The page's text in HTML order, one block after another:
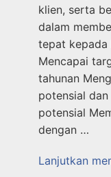
klien, serta
dalam
tepat kepada
Mencapai
tahunan
potensial
potensial
dengan …
Lanjutkan